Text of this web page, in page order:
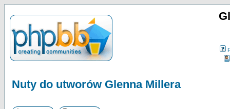
Nuty do utworów Glenna Millera